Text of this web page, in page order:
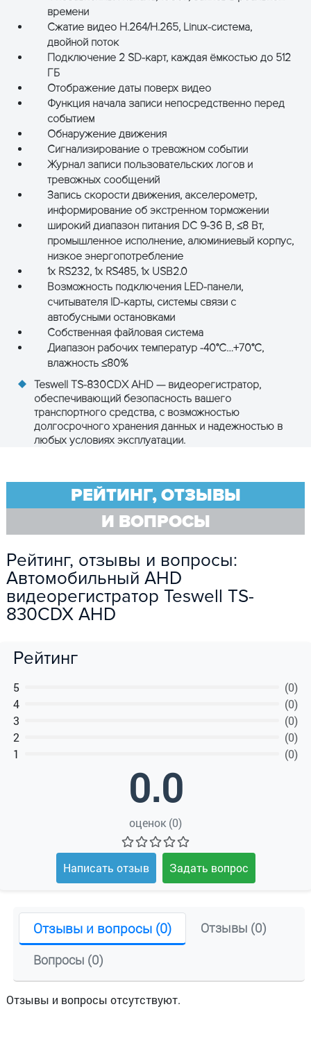
времени
Сжатие видео H.264/H.265, Linux-система,
двойной поток
Подключение 2 SD-карт, каждая ёмкостью до 512
ГБ
Отображение даты поверх видео
Функция начала записи непосредственно перед
событием
Обнаружение движения
Сигнализирование о тревожном событии
Журнал записи пользовательских логов и
тревожных сообщений
Запись скорости движения, акселерометр,
информирование об экстренном торможении
широкий диапазон питания DC 9-36 В, ≤8 Вт,
промышленное исполнение, алюминиевый корпус,
низкое энергопотребление
1x RS232, 1x RS485, 1x USB2.0
Возможность подключения LED-панели,
считывателя ID-карты, системы связи с
автобусными остановками
Собственная файловая система
Диапазон рабочих температур -40°C…+70°C,
влажность ≤80%
Teswell TS-830CDX AHD — видеорегистратор,
обеспечивающий безопасность вашего
транспортного средства, с возможностью
долгосрочного хранения данных и надежностью в
любых условиях эксплуатации.
Интерфейсы
расширения
RS485
Intercom Да
Акселерометр
CANBus
Другие
характеристики
Энергопотребление DC 9-36 В,
Диапазон рабочих
температур
-
Часы
Физические
размеры
Размер, мм
Вес, г 600 без
ОСТАВЬТЕ ЗАЯВКУ
и получите консультацию
РЕЙТИНГ, ОТЗЫВЫ
И ВОПРОСЫ
Рейтинг, отзывы и вопросы:
Автомобильный AHD
видеорегистратор Teswell TS-
830CDX AHD
Рейтинг
5
(0)
4
(0)
3
(0)
2
(0)
1
(0)
0.0
оценок (0)
Написать отзыв Задать вопрос
Отзывы и вопросы (0)
Отзывы (0)
Вопросы (0)
Отзывы и вопросы отсутствуют.